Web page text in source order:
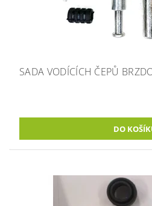
SADA VODÍCÍCH ČEPŮ